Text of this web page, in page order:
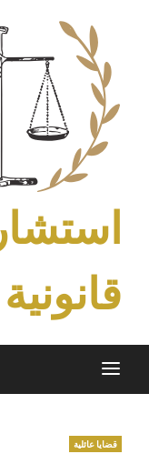
content
قانونية
قضايا عائلية